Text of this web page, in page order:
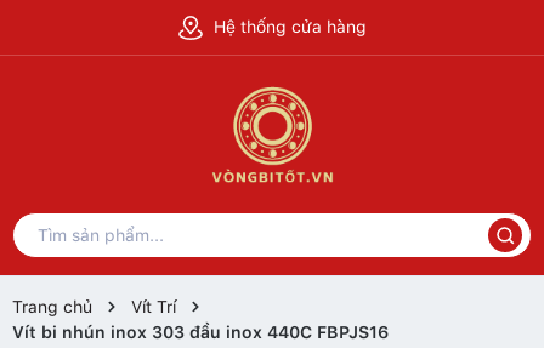
Hệ thống cửa hàng
Trang chủ
Vít Trí
Vít bi nhún inox 303 đầu inox 440C FBPJS16